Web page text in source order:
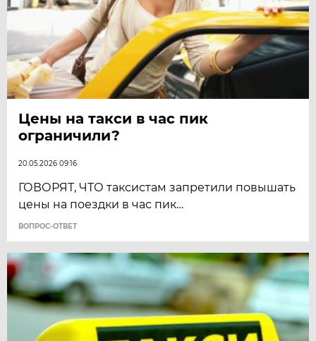
Цены на такси в час пик
ограничили?
20.05.2026 09:16
ГОВОРЯТ, ЧТО таксистам запретили повышать
цены на поездки в час пик…
ВОПРОС-ОТВЕТ